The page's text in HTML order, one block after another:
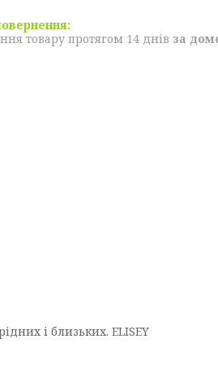
товару протягом 14 днів за
і близьких. ELISEY